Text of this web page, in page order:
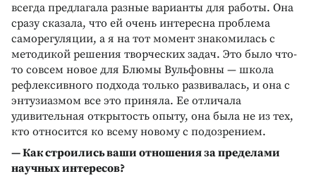
всегда предлагала разные варианты для работы. Она
сразу сказала, что ей очень интересна проблема
саморегуляции, а я на тот момент знакомилась с
методикой решения творческих задач. Это было что-
то совсем новое для Блюмы Вульфовны — школа
рефлексивного подхода только развивалась, и она с
энтузиазмом все это приняла. Ее отличала
удивительная открытость опыту, она была не из тех,
кто относится ко всему новому с подозрением.
— Как строились ваши отношения за пределами
научных интересов?